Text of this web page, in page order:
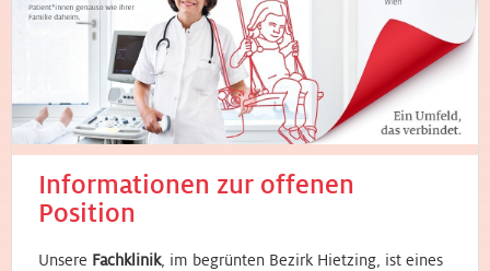
Informationen zur offenen
Position
Unsere Fachklinik, im begrünten Bezirk Hietzing, ist eines